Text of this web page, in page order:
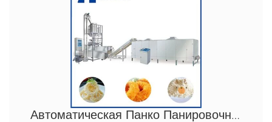
Автоматическая Панко Панировочные сухари Растение Хлебные Крошки Изготовление Машины